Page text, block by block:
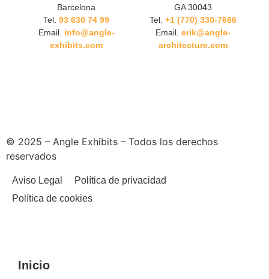
Barcelona
Tel. 93 630 74 99
Email. info@angle-
exhibits.com
GA 30043
Tel. +1 (770) 330-7666
Email. erik@angle-
architecture.com
© 2025 – Angle Exhibits – Todos los derechos
reservados
Aviso Legal
Política de privacidad
Política de cookies
Inicio